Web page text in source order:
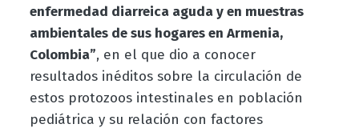
enfermedad diarreica aguda y en muestras
ambientales de sus hogares en Armenia,
Colombia”, en el que dio a conocer
resultados inéditos sobre la circulación de
estos protozoos intestinales en población
pediátrica y su relación con factores